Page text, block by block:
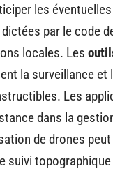
les
par le code
locales. Les
la surveillance et
Les
dans la
de drones
suivi